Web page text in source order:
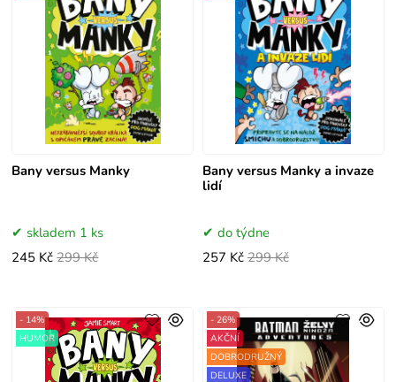
Bany versus Manky
skladem 1 ks
245 Kč 299 Kč
Bany versus Manky a invaze
lidí
do týdne
257 Kč 299 Kč
- 14%
HUMOR
- 26%
AKČNÍ
DOBRODRUŽNÝ
DELUXE